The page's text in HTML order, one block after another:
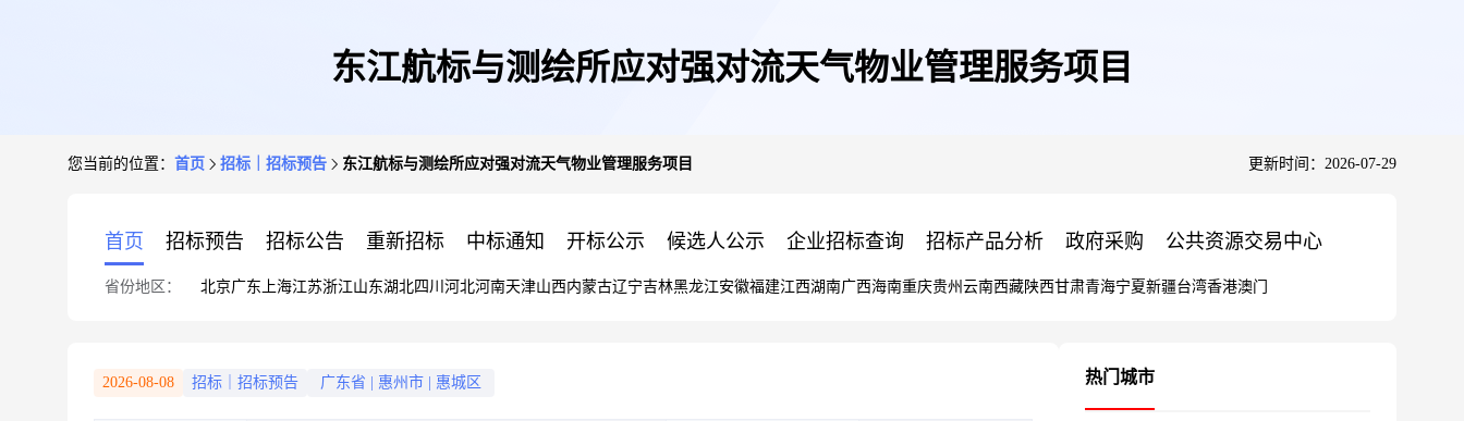
东江航标与测绘所应对强对流天气物业管理服务项目
您当前的位置： 首页 招标｜招标预告 东江航标与测绘所应对强对流天气物业管理服务项目 更新时间：2026-07-29
首页 招标预告 招标公告 重新招标 中标通知 开标公示 候选人公示 企业招标查询 招标产品分析 政府采购 公共资源交易中心
省份地区： 北京广东 上海江苏浙江山东湖北四川 河北河南天津山西内蒙古辽宁吉林黑龙江安徽福建江西湖南广西海南重庆贵州 云南西藏陕西甘肃青海宁夏新疆台湾香港澳门
2026-08-08 招标｜招标预告 广东省 惠州市 惠城区 热门城市